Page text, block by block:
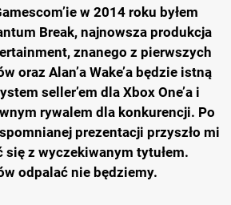
w 2014 roku byłem
Break, najnowsza produkcja
znanego z pierwszych
oraz Alan’a Wake’a będzie istną
seller’em dla Xbox One’a i
rywalem dla konkurencji. Po
prezentacji przyszło mi
z wyczekiwanym tytułem.
odpalać nie będziemy.